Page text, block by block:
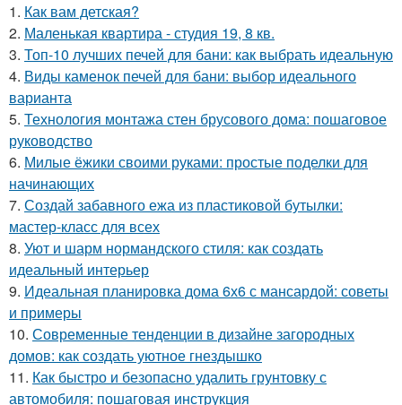
1. Как вам детская?
2. Маленькая квартира - студия 19, 8 кв.
3. Топ-10 лучших печей для бани: как выбрать идеальную
4. Виды каменок печей для бани: выбор идеального
варианта
5. Технология монтажа стен брусового дома: пошаговое
руководство
6. Милые ёжики своими руками: простые поделки для
начинающих
7. Создай забавного ежа из пластиковой бутылки:
мастер-класс для всех
8. Уют и шарм нормандского стиля: как создать
идеальный интерьер
9. Идеальная планировка дома 6х6 с мансардой: советы
и примеры
10. Современные тенденции в дизайне загородных
домов: как создать уютное гнездышко
11. Как быстро и безопасно удалить грунтовку с
автомобиля: пошаговая инструкция